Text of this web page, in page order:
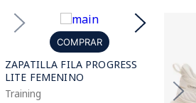
COMPRAR
ZAPATILLA FILA PROGRESS
LITE FEMENINO
Training